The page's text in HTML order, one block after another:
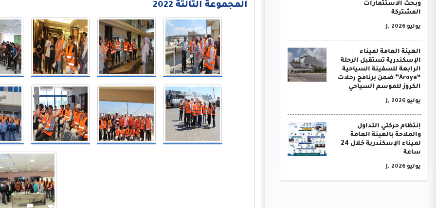
وبحث الاستثمارات
المشتركة
يوليو J, 2026
الهيئة العامة لميناء
الإسكندرية تستقبل الرحلة
الرابعة للسفينة السياحية
“Aroya” ضمن برنامج رحلات
الكروز للموسم السياحي
يوليو J, 2026
إنتظام حركتي التداول
والملاحة بالهيئة العامة
لميناء الإسكندرية خلال 24
ساعة
يوليو J, 2026
المجموعة الثالثة 2022